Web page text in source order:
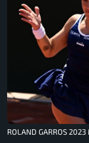
ROLAND GARROS